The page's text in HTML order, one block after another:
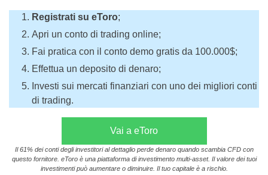
Registrati su eToro;
Apri un conto di trading online;
Fai pratica con il conto demo gratis da 100.000$;
Effettua un deposito di denaro;
Investi sui mercati finanziari con uno dei migliori conti
di trading.
Vai a eToro
Il 61% dei conti degli investitori al dettaglio perde denaro quando scambia CFD con
questo fornitore. eToro è una piattaforma di investimento multi-asset. Il valore dei tuoi
investimenti può aumentare o diminuire. Il tuo capitale è a rischio.